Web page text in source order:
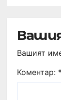
Вашият
Коментар: *